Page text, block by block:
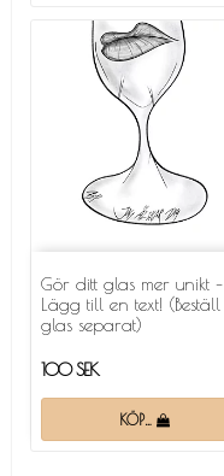
Gör ditt glas mer unikt –
Lägg till en text! (Beställ
glas separat)
100 SEK
KÖP…